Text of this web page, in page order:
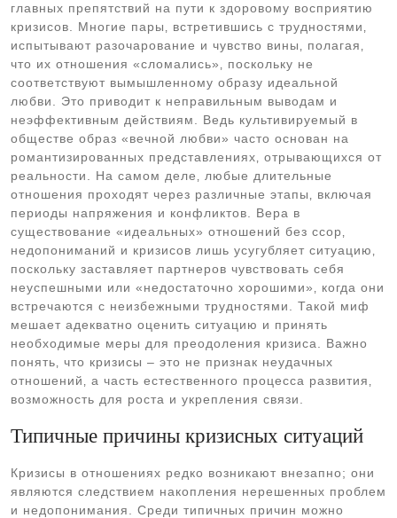
главных препятствий на пути к здоровому восприятию
кризисов. Многие пары‚ встретившись с трудностями‚
испытывают разочарование и чувство вины‚ полагая‚
что их отношения «сломались»‚ поскольку не
соответствуют вымышленному образу идеальной
любви. Это приводит к неправильным выводам и
неэффективным действиям. Ведь культивируемый в
обществе образ «вечной любви» часто основан на
романтизированных представлениях‚ отрывающихся от
реальности. На самом деле‚ любые длительные
отношения проходят через различные этапы‚ включая
периоды напряжения и конфликтов. Вера в
существование «идеальных» отношений без ссор‚
недопониманий и кризисов лишь усугубляет ситуацию‚
поскольку заставляет партнеров чувствовать себя
неуспешными или «недостаточно хорошими»‚ когда они
встречаются с неизбежными трудностями. Такой миф
мешает адекватно оценить ситуацию и принять
необходимые меры для преодоления кризиса. Важно
понять‚ что кризисы – это не признак неудачных
отношений‚ а часть естественного процесса развития‚
возможность для роста и укрепления связи.
Типичные причины кризисных ситуаций
Кризисы в отношениях редко возникают внезапно; они
являются следствием накопления нерешенных проблем
и недопонимания. Среди типичных причин можно